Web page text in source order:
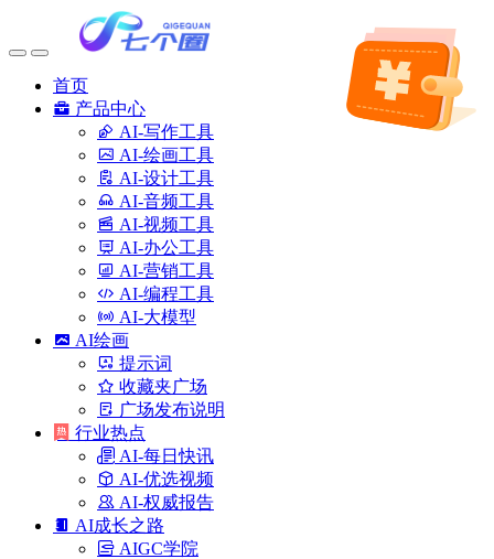
首页
产品中心
AI-写作工具
AI-绘画工具
AI-设计工具
AI-音频工具
AI-视频工具
AI-办公工具
AI-营销工具
AI-编程工具
AI-大模型
AI绘画
提示词
收藏夹广场
广场发布说明
行业热点
AI-每日快讯
AI-优选视频
AI-权威报告
AI成长之路
AIGC学院